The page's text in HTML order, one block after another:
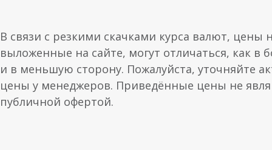
В связи с резкими скачками курса валют, цены
выложенные на сайте, могут отличаться, как в
и в меньшую сторону. Пожалуйста, уточняйте
цены у менеджеров. Приведённые цены не
публичной офертой.